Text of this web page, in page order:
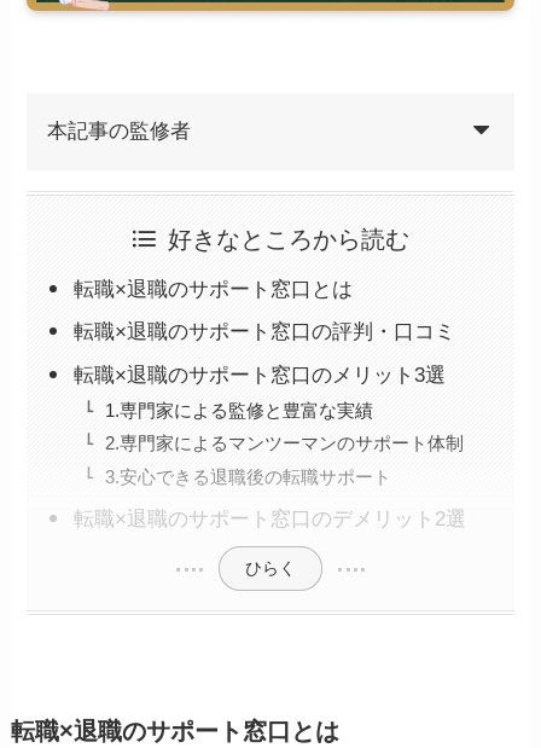
本記事の監修者
好きなところから読む
転職×退職のサポート窓口とは
転職×退職のサポート窓口の評判・口コミ
転職×退職のサポート窓口のメリット3選
1.専門家による監修と豊富な実績
2.専門家によるマンツーマンのサポート体制
3.安心できる退職後の転職サポート
転職×退職のサポート窓口のデメリット2選
ひらく
転職×退職のサポート窓口とは